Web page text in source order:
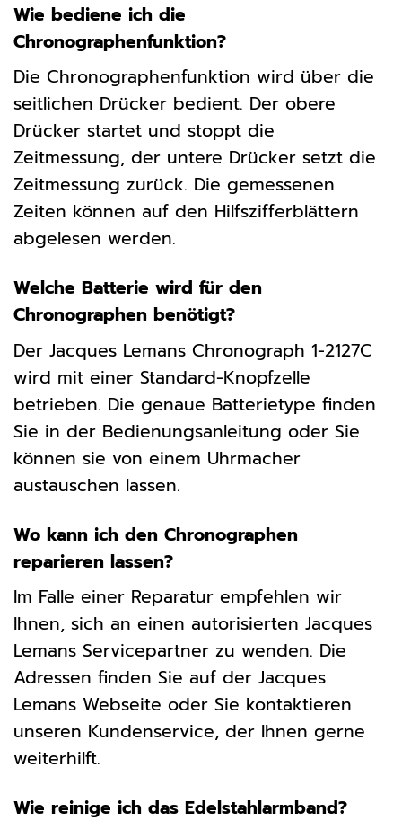
Wie bediene ich die
Chronographenfunktion?
Die Chronographenfunktion wird über die
seitlichen Drücker bedient. Der obere
Drücker startet und stoppt die
Zeitmessung, der untere Drücker setzt die
Zeitmessung zurück. Die gemessenen
Zeiten können auf den Hilfszifferblättern
abgelesen werden.
Welche Batterie wird für den
Chronographen benötigt?
Der Jacques Lemans Chronograph 1-2127C
wird mit einer Standard-Knopfzelle
betrieben. Die genaue Batterietype finden
Sie in der Bedienungsanleitung oder Sie
können sie von einem Uhrmacher
austauschen lassen.
Wo kann ich den Chronographen
reparieren lassen?
Im Falle einer Reparatur empfehlen wir
Ihnen, sich an einen autorisierten Jacques
Lemans Servicepartner zu wenden. Die
Adressen finden Sie auf der Jacques
Lemans Webseite oder Sie kontaktieren
unseren Kundenservice, der Ihnen gerne
weiterhilft.
Wie reinige ich das Edelstahlarmband?